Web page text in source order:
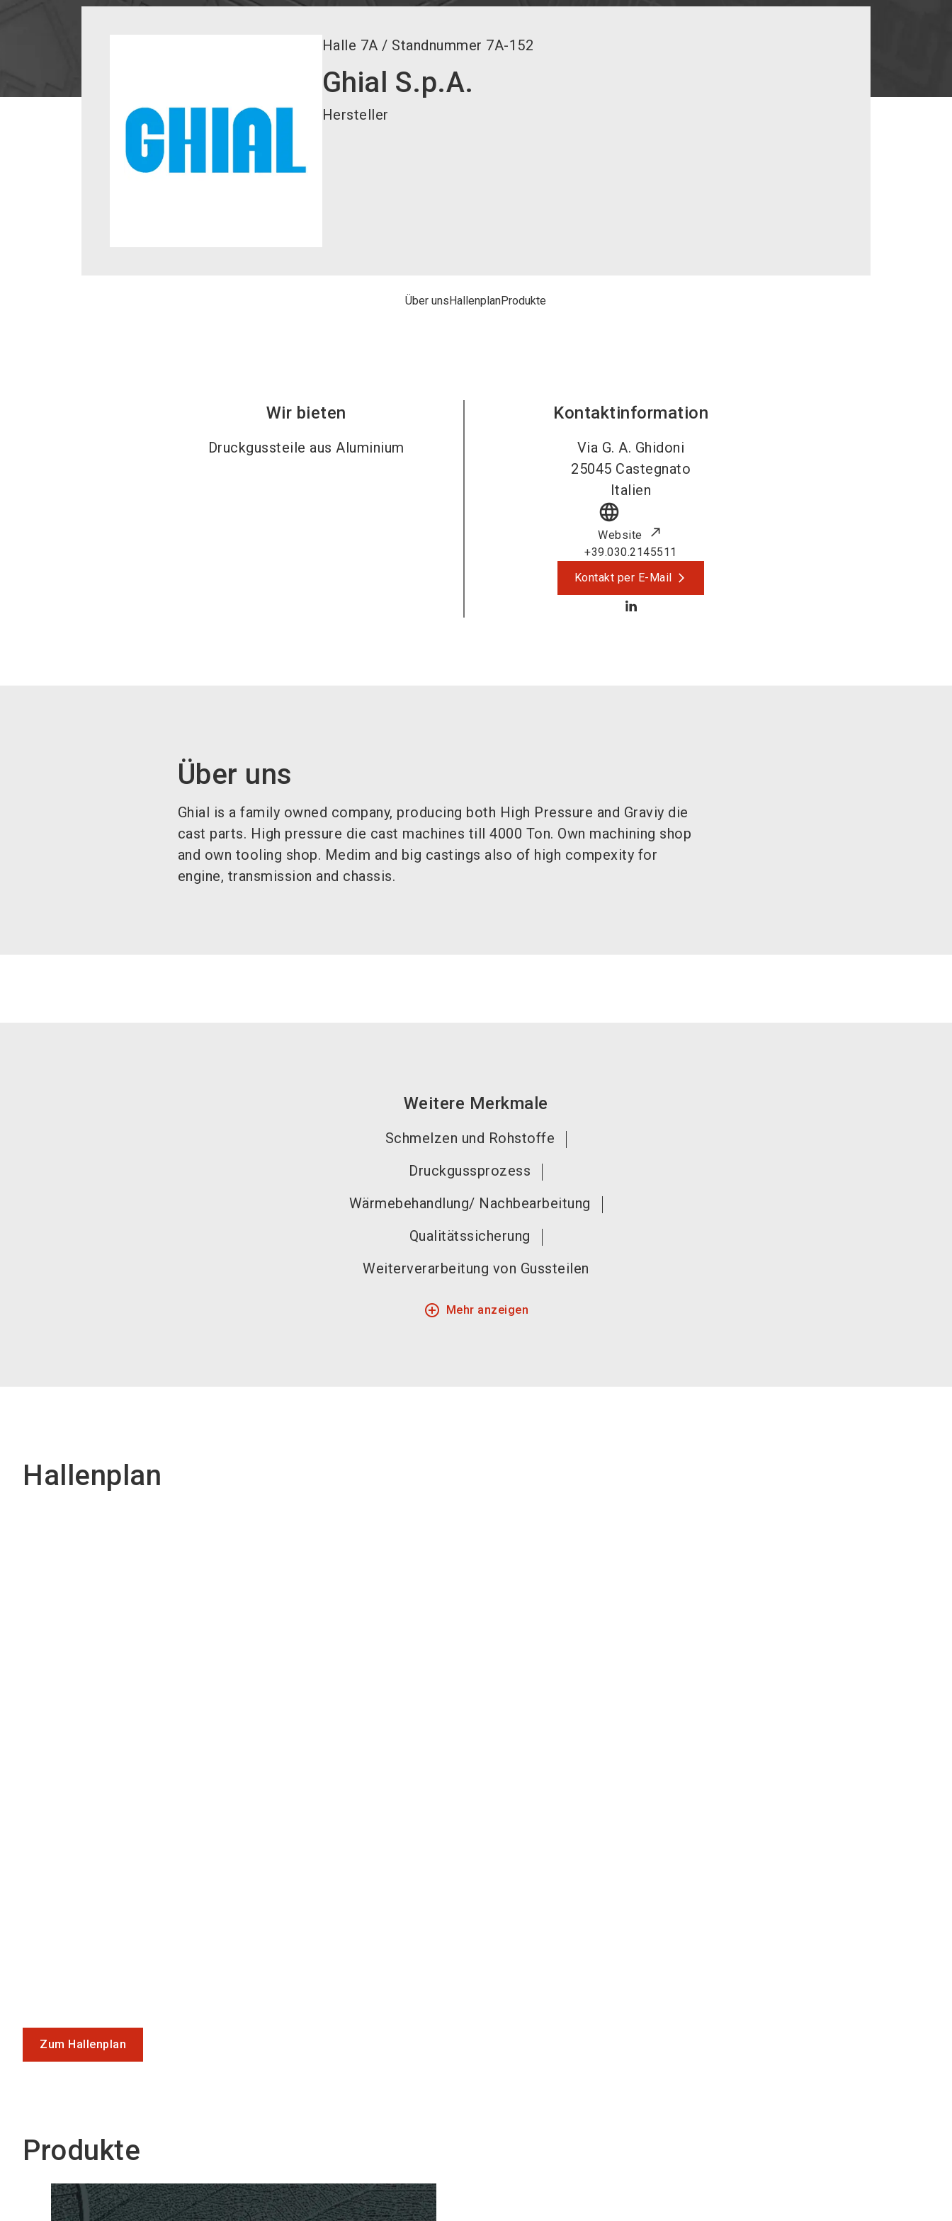
Halle 7A / Standnummer 7A-152
Ghial S.p.A.
Hersteller
Über unsHallenplanProdukte
Wir bieten
Druckgussteile aus Aluminium
Kontaktinformation
Via G. A. Ghidoni
25045 Castegnato
Italien
language
Website
+39.030.2145511
Kontakt per E-Mail
Über uns
Ghial is a family owned company, producing both High Pressure and Graviy die
cast parts. High pressure die cast machines till 4000 Ton. Own machining shop
and own tooling shop. Medim and big castings also of high compexity for
engine, transmission and chassis.
Weitere Merkmale
Schmelzen und Rohstoffe
Druckgussprozess
Wärmebehandlung/ Nachbearbeitung
Qualitätssicherung
Weiterverarbeitung von Gussteilen
add_circle_outline Mehr anzeigen
Hallenplan
Zum Hallenplan
Produkte